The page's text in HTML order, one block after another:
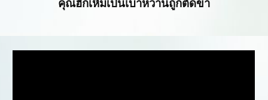
คุณฮึกเหิมเป็นเบาหวานถูกตัดขา